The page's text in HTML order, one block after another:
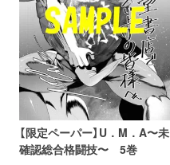
【限定ペーパー】U．M．A〜未
確認総合格闘技〜 5巻